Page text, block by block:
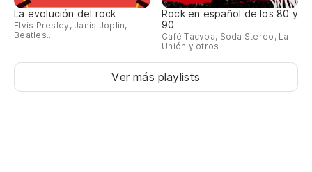
La evolución del rock
Elvis Presley, Janis Joplin,
Beatles...
Rock en español de los 80 y
90
Café Tacvba, Soda Stereo, La
Unión y otros
Ver más playlists